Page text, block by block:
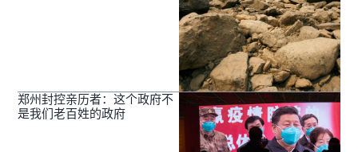
郑州封控亲历者：这个政府不
是我们老百姓的政府